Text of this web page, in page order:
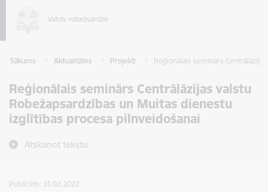
Sākums Aktualitātes Projekti Reģionālais seminārs
Reģionālais seminārs Centrālāzijas valstu
Robežapsardzības un Muitas dienestu
izglītības procesa pilnveidošanai
Atskaņot tekstu
Publicēts: 31.03.2022.